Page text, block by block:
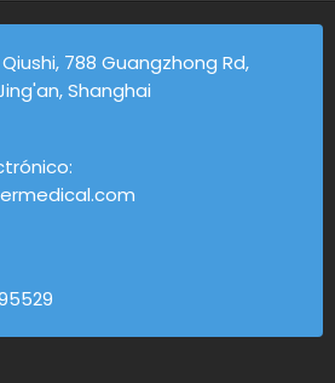
788 Guangzhong Rd,
Shanghai